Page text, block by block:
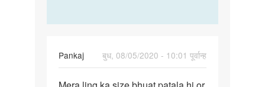
Pankaj
बुध, 08/05/2020 - 10:01 पूर्वान्ह
Mera